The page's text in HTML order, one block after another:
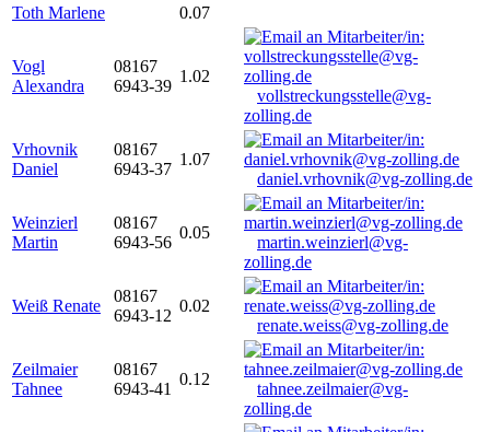
Toth Marlene
0.07
Vogl
Alexandra
08167
6943-39
1.02
vollstreckungsstelle@vg-
zolling.de
Vrhovnik
Daniel
08167
6943-37
1.07
daniel.vrhovnik@vg-zolling.de
Weinzierl
Martin
08167
6943-56
0.05
martin.weinzierl@vg-
zolling.de
Weiß Renate
08167
6943-12
0.02
renate.weiss@vg-zolling.de
Zeilmaier
Tahnee
08167
6943-41
0.12
tahnee.zeilmaier@vg-
zolling.de